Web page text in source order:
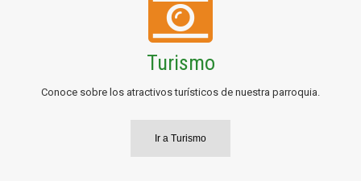
Turismo
Conoce sobre los atractivos turísticos de nuestra parroquia.
Ir a Turismo